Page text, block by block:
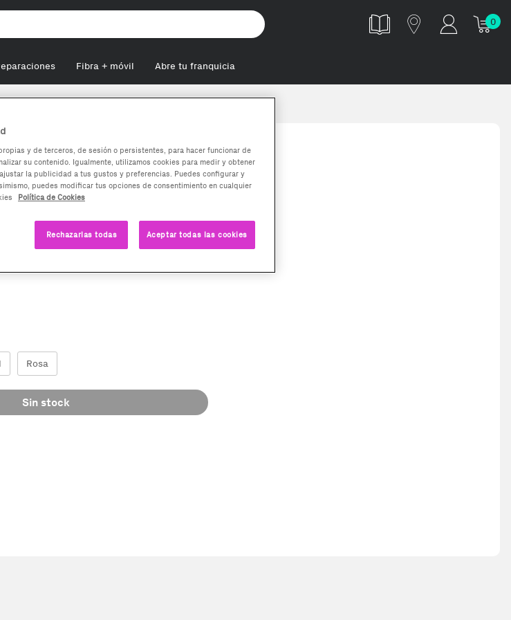
0
Fibra + móvil Abre tu franquicia
Lite
Rosa
Sin stock
y de terceros, de sesión o persistentes, para hacer funcionar de
su contenido. Igualmente, utilizamos cookies para medir y obtener
la publicidad a tus gustos y preferencias. Puedes configurar y
puedes modificar tus opciones de consentimiento en cualquier
Política de Cookies
Rechazarlas todas Aceptar todas las cookies